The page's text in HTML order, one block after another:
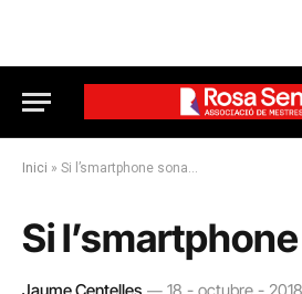
Inici » Si l’smartphone sona…
Si